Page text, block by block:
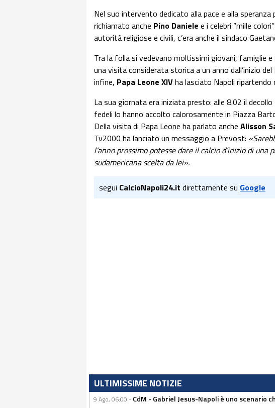
Nel suo intervento dedicato alla pace e alla speranza
richiamato anche Pino Daniele e i celebri “mille
autorità religiose e civili, c’era anche il sindaco
Tra la folla si vedevano moltissimi giovani, famiglie
una visita considerata storica a un anno dall’inizio
infine, Papa Leone XIVha lasciato Napoli ripartendo
La sua giornata era iniziata presto: alle 8.02 il
fedeli lo hanno accolto calorosamente in Piazza
Della visita di Papa Leone ha parlato anche Alisson
Tv2000 ha lanciato un messaggio a Prevost:
l’anno prossimo potesse dare il calcio d’inizio di
sudamericana scelta da lei».
segui CalcioNapoli24.it direttamente su Google
ULTIMISSIME NOTIZIE
9 Ago, 06:00 - CdM - Gabriel Jesus-Napoli è uno scenario